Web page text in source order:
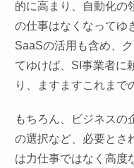
的に高まり、自動化の
の仕事はなくなってゆ
SaaSの活用も含め、
てゆけば、SI事業者に
り、ますますこれまで
もちろん、ビジネスの
の選択など、必要とさ
は力仕事ではなく高度